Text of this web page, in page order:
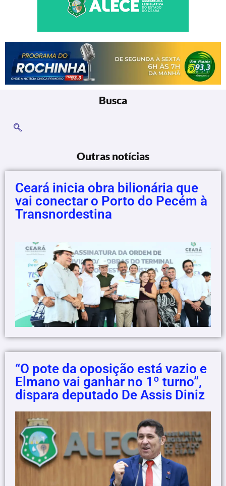
Busca
Outras notícias
Ceará inicia obra bilionária que
vai conectar o Porto do Pecém à
Transnordestina
“O pote da oposição está vazio e
Elmano vai ganhar no 1º turno”,
dispara deputado De Assis Diniz